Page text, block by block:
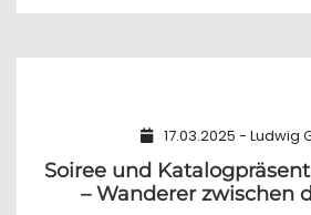
17.03.2025 - Ludwig
Soiree und
– Wanderer zwischen